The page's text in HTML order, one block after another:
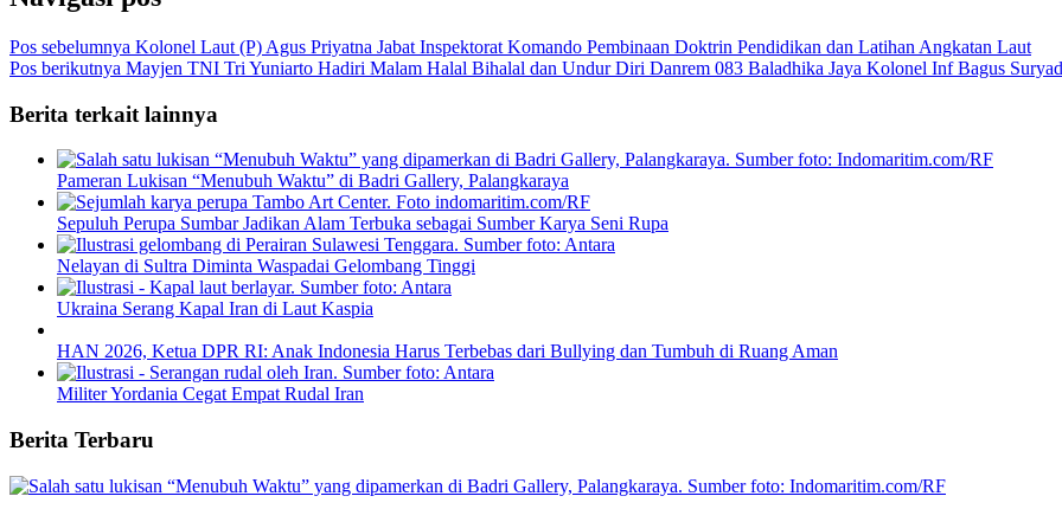
Pos sebelumnya Kolonel Laut (P) Agus Priyatna Jabat Inspektorat Komando Pembinaan Doktrin Pendidikan dan Latihan Angkatan Laut
Pos berikutnya Mayjen TNI Tri Yuniarto Hadiri Malam Halal Bihalal dan Undur Diri Danrem 083 Baladhika Jaya Kolonel Inf Bagus
Berita terkait lainnya
Pameran Lukisan “Menubuh Waktu” di Badri Gallery, Palangkaraya
Sepuluh Perupa Sumbar Jadikan Alam Terbuka sebagai Sumber Karya Seni Rupa
Nelayan di Sultra Diminta Waspadai Gelombang Tinggi
Ukraina Serang Kapal Iran di Laut Kaspia
HAN 2026, Ketua DPR RI: Anak Indonesia Harus Terbebas dari Bullying dan Tumbuh di Ruang Aman
Militer Yordania Cegat Empat Rudal Iran
Berita Terbaru